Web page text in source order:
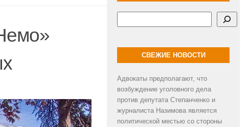
СВЕЖИЕ НОВОСТИ
Адвокаты предполагают, что
возбуждение уголовного дела
против депутата Степанченко и
журналиста Назимова является
политической местью со стороны